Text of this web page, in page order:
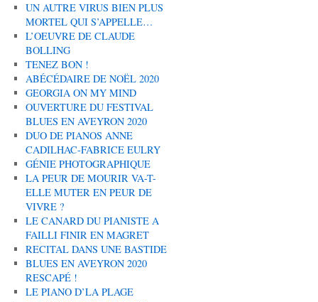
UN AUTRE VIRUS BIEN PLUS
MORTEL QUI S’APPELLE…
L’OEUVRE DE CLAUDE
BOLLING
TENEZ BON !
ABÉCÉDAIRE DE NOËL 2020
GEORGIA ON MY MIND
OUVERTURE DU FESTIVAL
BLUES EN AVEYRON 2020
DUO DE PIANOS ANNE
CADILHAC-FABRICE EULRY
GÉNIE PHOTOGRAPHIQUE
LA PEUR DE MOURIR VA-T-
ELLE MUTER EN PEUR DE
VIVRE ?
LE CANARD DU PIANISTE A
FAILLI FINIR EN MAGRET
RECITAL DANS UNE BASTIDE
BLUES EN AVEYRON 2020
RESCAPÉ !
LE PIANO D’LA PLAGE